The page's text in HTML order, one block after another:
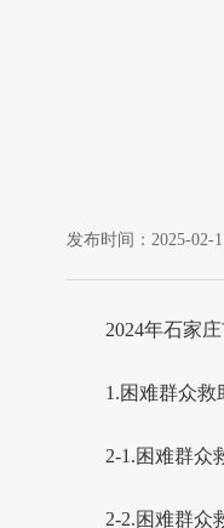
发布时间：2025-02-
2024年石家
1.困难群众
2-1.困难群众
2-2.困难群众